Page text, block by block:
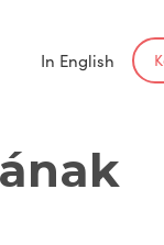
In English